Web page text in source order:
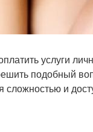
услуги
подобный
и